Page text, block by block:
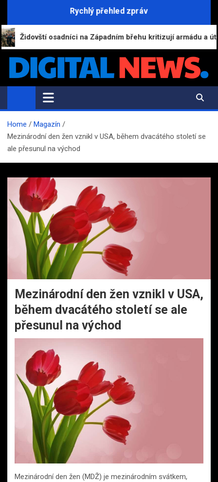
content
Rychlý přehled zpráv
osadníci na Západním břehu kritizují armádu a útočí na
Digital-News.cz
Informační a zpravodajský portál
Home
Magazín
Mezinárodní den žen vznikl v USA, během dvacátého století se
ale přesunul na východ
Mezinárodní den žen vznikl v USA,
během dvacátého století se ale
přesunul na východ
Mezinárodní den žen (MDŽ) je mezinárodním svátkem,